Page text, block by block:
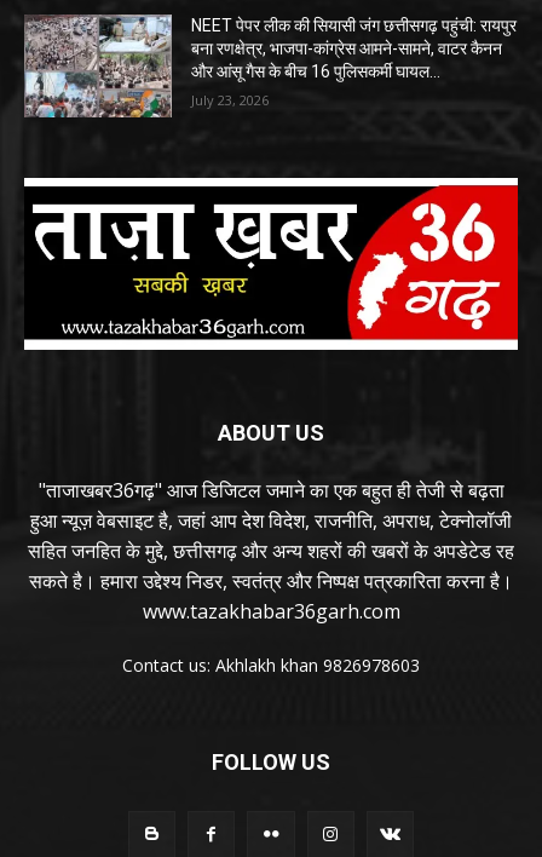
NEET पेपर लीक की सियासी जंग छत्तीसगढ़ पहुंची: रायपुर
बना रणक्षेत्र, भाजपा-कांग्रेस आमने-सामने, वाटर कैनन
और आंसू गैस के बीच 16 पुलिसकर्मी घायल…
July 23, 2026
ABOUT US
"ताजाखबर36गढ़" आज डिजिटल जमाने का एक बहुत ही तेजी से बढ़ता
हुआ न्यूज़ वेबसाइट है, जहां आप देश विदेश, राजनीति, अपराध, टेक्नोलॉजी
सहित जनहित के मुद्दे, छत्तीसगढ़ और अन्य शहरों की खबरों के अपडेटेड रह
सकते है। हमारा उद्देश्य निडर, स्वतंत्र और निष्पक्ष पत्रकारिता करना है।
www.tazakhabar36garh.com
Contact us: Akhlakh khan 9826978603
FOLLOW US